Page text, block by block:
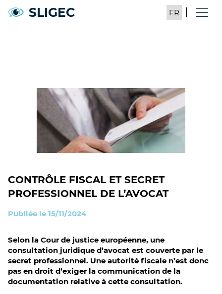
SLIGEC
CONTRÔLE FISCAL ET SECRET
PROFESSIONNEL DE L’AVOCAT
Publiée le 15/11/2024
Selon la Cour de justice européenne, une
consultation juridique d’avocat est couverte par le
secret professionnel. Une autorité fiscale n’est donc
pas en droit d’exiger la communication de la
documentation relative à cette consultation.